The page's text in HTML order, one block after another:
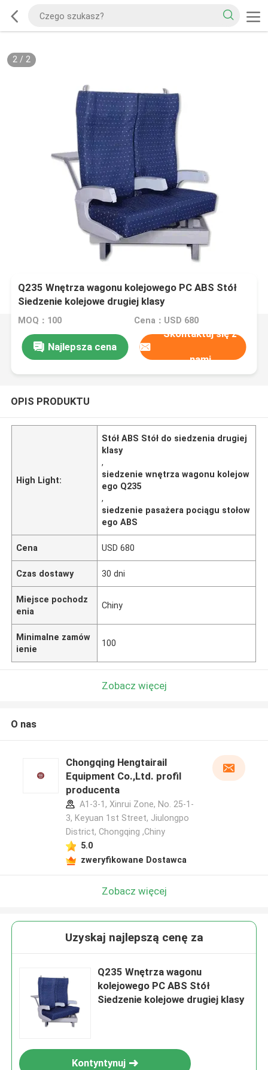
2/ 2
Q235 Wnętrza wagonu kolejowego PC ABS Stół
Siedzenie kolejowe drugiej klasy
MOQ：100 Cena：USD 680
Najlepsza cena
Skontaktuj się z
nami
OPIS PRODUKTU
High Light:
Stół ABS Stół do siedzenia drugiej
klasy
,
siedzenie wnętrza wagonu kolejow
ego Q235
,
siedzenie pasażera pociągu stołow
ego ABS
Cena USD 680
Czas dostawy 30 dni
Miejsce pochodz
enia
Chiny
Minimalne zamów
ienie
100
Zobacz więcej
O nas
Chongqing Hengtairail
Equipment Co.,Ltd. profil
producenta
A1-3-1, Xinrui Zone, No. 25-1-
3, Keyuan 1st Street, Jiulongpo
District, Chongqing ,Chiny
5.0
zweryfikowane Dostawca
Zobacz więcej
Uzyskaj najlepszą cenę za
Q235 Wnętrza wagonu
kolejowego PC ABS Stół
Siedzenie kolejowe drugiej klasy
Kontyntynuj